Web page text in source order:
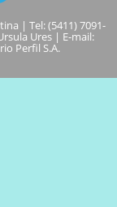
| Tel: (5411) 7091-
Ures | E-mail:
Perfil S.A.